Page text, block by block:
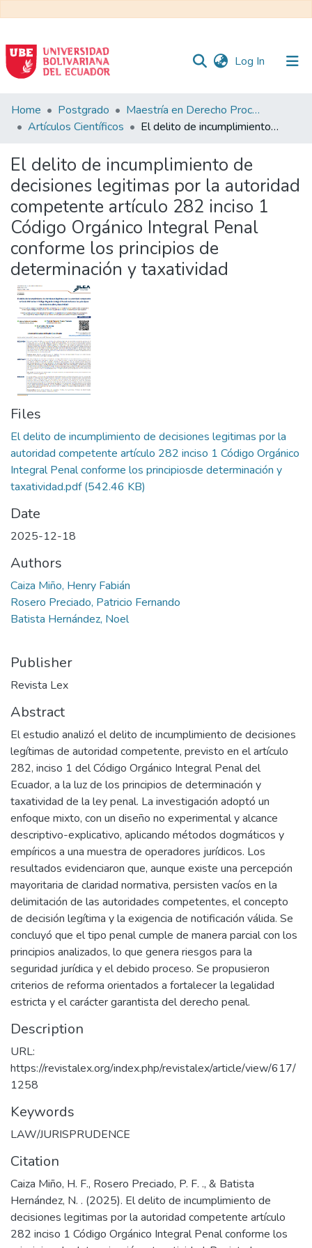
Log In (current)
Communities
&
All of DSpace
Statistics
Home Postgrado
Maestría en Derecho Procesal
Artículos Científicos
El delito de incumplimiento de decisiones legitimas por la autoridad competente artículo 282 inciso 1 Código Orgánico Integral Penal conforme los principios de determinación y taxatividad
El delito de incumplimiento de
decisiones legitimas por la autoridad
competente artículo 282 inciso 1
Código Orgánico Integral Penal
conforme los principios de
determinación y taxatividad
Files
El delito de incumplimiento de decisiones legitimas por la
autoridad competente artículo 282 inciso 1 Código Orgánico
Integral Penal conforme los principiosde determinación y
taxatividad.pdf(542.46 KB)
Date
2025-12-18
Authors
Caiza Miño, Henry Fabián
Rosero Preciado, Patricio Fernando
Batista Hernández, Noel
Publisher
Revista Lex
Abstract
El estudio analizó el delito de incumplimiento de decisiones
legítimas de autoridad competente, previsto en el artículo
282, inciso 1 del Código Orgánico Integral Penal del
Ecuador, a la luz de los principios de determinación y
taxatividad de la ley penal. La investigación adoptó un
enfoque mixto, con un diseño no experimental y alcance
descriptivo-explicativo, aplicando métodos dogmáticos y
empíricos a una muestra de operadores jurídicos. Los
resultados evidenciaron que, aunque existe una percepción
mayoritaria de claridad normativa, persisten vacíos en la
delimitación de las autoridades competentes, el concepto
de decisión legítima y la exigencia de notificación válida. Se
concluyó que el tipo penal cumple de manera parcial con los
principios analizados, lo que genera riesgos para la
seguridad jurídica y el debido proceso. Se propusieron
criterios de reforma orientados a fortalecer la legalidad
estricta y el carácter garantista del derecho penal.
Description
URL:
https://revistalex.org/index.php/revistalex/article/view/617/
1258
Keywords
LAW/JURISPRUDENCE
Citation
Caiza Miño, H. F., Rosero Preciado, P. F. ., & Batista
Hernández, N. . (2025). El delito de incumplimiento de
decisiones legitimas por la autoridad competente artículo
282 inciso 1 Código Orgánico Integral Penal conforme los